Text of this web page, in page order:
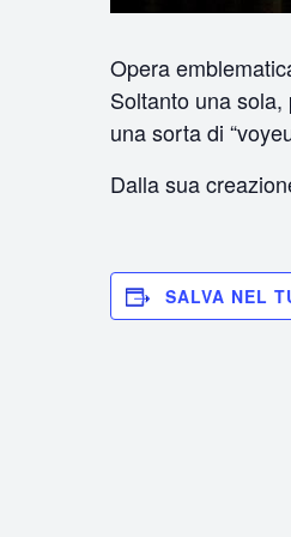
Opera
Soltanto una
una sorta di
Dalla sua
SALVA NEL